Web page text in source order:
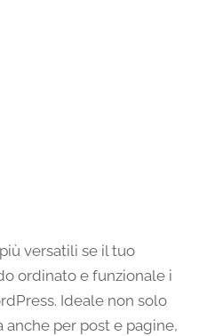
versatili se il tuo
ordinato e funzionale i
Ideale non solo
per post e pagine,